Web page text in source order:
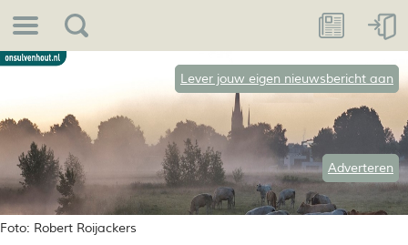
Foto: Robert Roijackers
Lever jouw eigen nieuwsbericht aan
Adverteren